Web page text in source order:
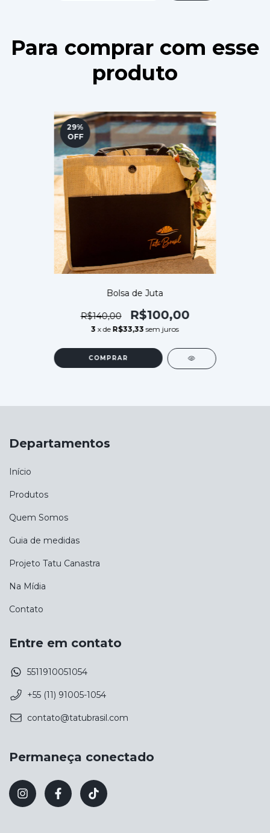
Para comprar com esse
produto
29%
OFF
Bolsa de Juta
R$140,00 R$100,00
3 x de R$33,33 sem juros
COMPRAR
Departamentos
Início
Produtos
Quem Somos
Guia de medidas
Projeto Tatu Canastra
Na Mídia
Contato
Entre em contato
5511910051054
+55 (11) 91005-1054
contato@tatubrasil.com
Permaneça conectado